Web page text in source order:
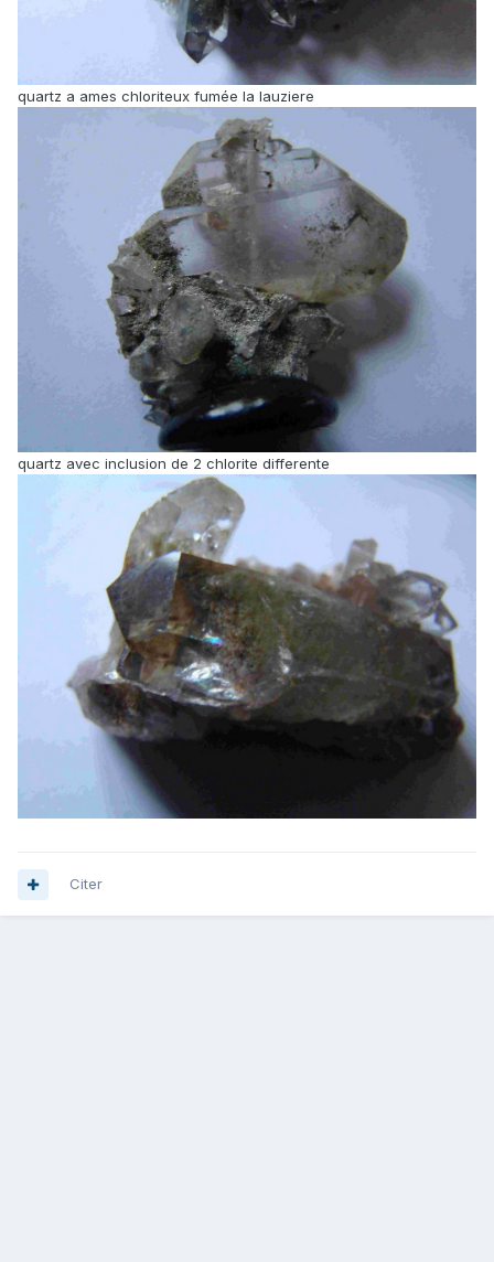
quartz a ames chloriteux fumée la lauziere
quartz avec inclusion de 2 chlorite differente
Citer